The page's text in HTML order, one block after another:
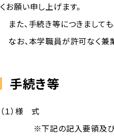
くお願い申し上げます。
また、手続き等につきまして
なお、本学職員が許可なく兼
手続き等
（１）様 式
※下記の記入要領及び記入